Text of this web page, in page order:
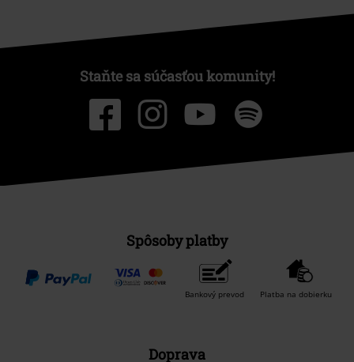
Staňte sa súčasťou komunity!
Spôsoby platby
Bankový prevod Platba na dobierku
Doprava